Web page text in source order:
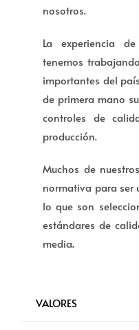
nosotros.
La experiencia
tenemos
importantes del
de primera mano
controles de
producción.
Muchos de
normativa para ser
lo que son
estándares de
media.
VALORES